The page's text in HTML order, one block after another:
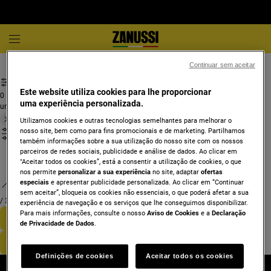
Combinado de integrar
0
undefined
/ 3
Este website utiliza cookies para lhe proporcionar
uma experiência personalizada.
Utilizamos cookies e outras tecnologias semelhantes para melhorar o
nosso site, bem como para fins promocionais e de marketing. Partilhamos
também informações sobre a sua utilização do nosso site com os nossos
parceiros de redes sociais, publicidade e análise de dados. Ao clicar em
"Aceitar todos os cookies”, está a consentir a utilização de cookies, o que
nos permitepersonalizar a sua experiênciano site, adaptarofertas
especiaise apresentar publicidade personalizada. Ao clicar em “Continuar
sem aceitar”, bloqueia os cookies não essenciais, o que poderá afetar a sua
experiência de navegação e os serviços que lhe conseguimos disponibilizar.
Para mais informações, consulte o nossoAviso de Cookies e aDeclaração
de Privacidade de Dados.
Definições de cookies Aceitar todos os cookies
Continuar sem aceitar